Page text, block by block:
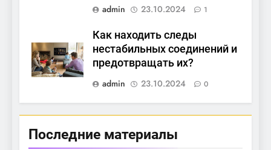
admin
23.10.2024 1
Как находить следы
нестабильных соединений и
предотвращать их?
admin
23.10.2024 0
Последние материалы